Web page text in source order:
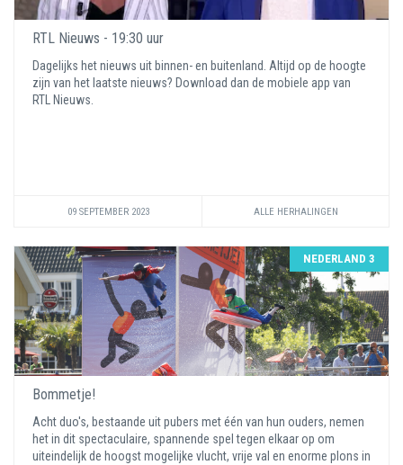
RTL Nieuws - 19:30 uur
Dagelijks het nieuws uit binnen- en buitenland. Altijd op de hoogte
zijn van het laatste nieuws? Download dan de mobiele app van
RTL Nieuws.
09 SEPTEMBER 2023 ALLE HERHALINGEN
NEDERLAND 3
Bommetje!
Acht duo's, bestaande uit pubers met één van hun ouders, nemen
het in dit spectaculaire, spannende spel tegen elkaar op om
uiteindelijk de hoogst mogelijke vlucht, vrije val en enorme plons in